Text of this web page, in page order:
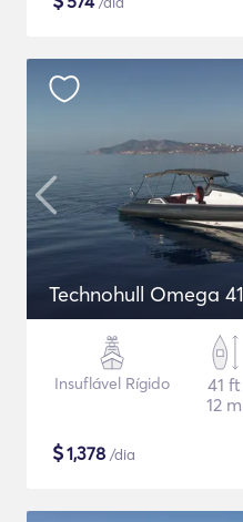
Technohull Omega 41
Insuflável Rígido
41 ft
12 m
$1,378 /dia